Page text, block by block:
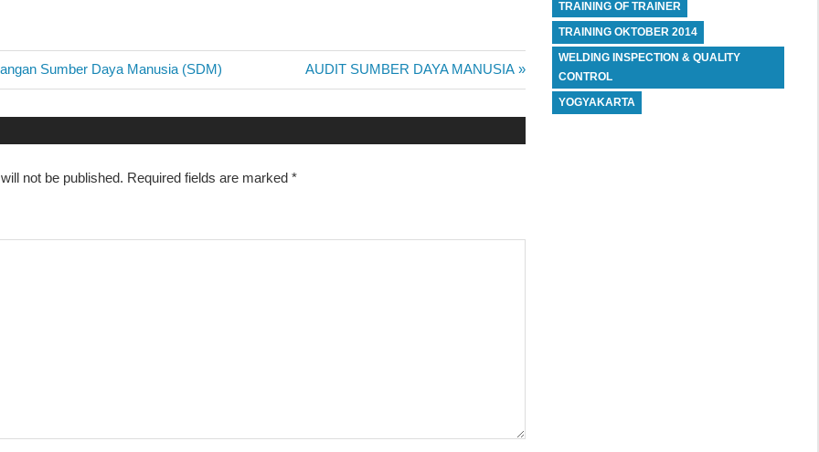
Sumber Daya Manusia (SDM)
Next
Post:
AUDIT SUMBER DAYA MANUSIA
not be published. Required fields are marked*
TRAINING OF TRAINER
TRAINING OKTOBER 2014
WELDING INSPECTION & QUALITY
CONTROL
YOGYAKARTA